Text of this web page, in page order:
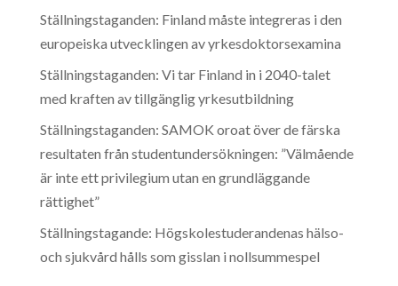
Ställningstaganden: Finland måste integreras i den
europeiska utvecklingen av yrkesdoktorsexamina
Ställningstaganden: Vi tar Finland in i 2040-talet
med kraften av tillgänglig yrkesutbildning
Ställningstaganden: SAMOK oroat över de färska
resultaten från studentundersökningen: ”Välmående
är inte ett privilegium utan en grundläggande
rättighet”
Ställningstagande: Högskolestuderandenas hälso-
och sjukvård hålls som gisslan i nollsummespel